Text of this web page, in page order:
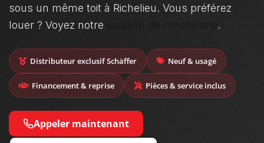
sous un même toit à Richelieu. Vous préférez
louer ? Voyez notre
.
Distributeur exclusif Schäffer Neuf & usagé
Financement & reprise Pièces & service inclus
Appeler maintenant